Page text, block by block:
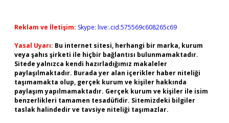
Reklam ve İletişim: Skype: live:.cid.575569c608265c69
Yasal Uyarı: Bu internet sitesi, herhangi bir marka, kurum
veya şahıs şirketi ile hiçbir bağlantısı bulunmamaktadır.
Sitede yalnızca kendi hazırladığımız makaleler
paylaşılmaktadır. Burada yer alan içerikler haber niteliği
taşımamakta olup, gerçek kurum ve kişiler hakkında
paylaşım yapılmamaktadır. Gerçek kurum ve kişiler ile isim
benzerlikleri tamamen tesadüfidir. Sitemizdeki bilgiler
taslak halindedir ve tavsiye niteliği taşımazlar.